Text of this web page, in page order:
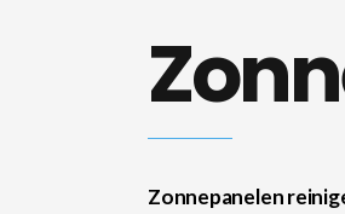
Zonnepanelen